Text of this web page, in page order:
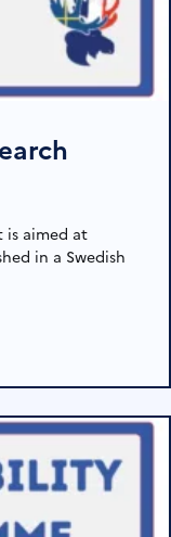
is aimed at
in a Swedish